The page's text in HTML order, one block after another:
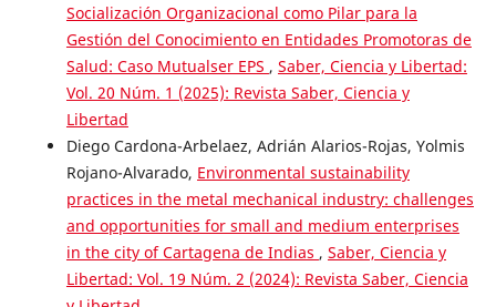
Socialización Organizacional como Pilar para la
Gestión del Conocimiento en Entidades Promotoras de
Salud: Caso Mutualser EPS , Saber, Ciencia y Libertad:
Vol. 20 Núm. 1 (2025): Revista Saber, Ciencia y
Libertad
Diego Cardona-Arbelaez, Adrián Alarios-Rojas, Yolmis
Rojano-Alvarado, Environmental sustainability
practices in the metal mechanical industry: challenges
and opportunities for small and medium enterprises
in the city of Cartagena de Indias , Saber, Ciencia y
Libertad: Vol. 19 Núm. 2 (2024): Revista Saber, Ciencia